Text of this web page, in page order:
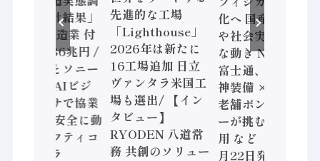
査二次集計結果」
2024年製造業 付
加価値額86兆円 /
三菱電機とソニー
セミコン AIビジ
ョンセンサで協業
/ IDEC、安全に動
かすセーフティコ
ントローラ
先進的な工場
「Lighthouse」
2026年は新たに
16工場追加 日立
ヴァンタラ米国工
場も選出/ 【イン
タビュー】
RYODEN 八道常
務 共創のソリュー
化へ 国産AI開発
や社会実装に活発
な動き Noetra、
富士通、日立 / 兵
神装備 × HMS、
老舗ポンプメーカ
ーが挑むデータ活
用 など（2026年7
月22日発行）